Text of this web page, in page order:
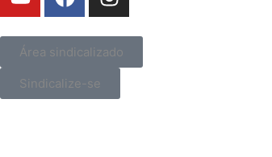
Área sindicalizado
Sindicalize-se